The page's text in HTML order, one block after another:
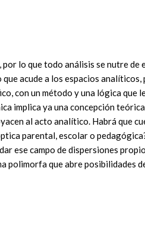
lo que todo análisis se nutre de
acude a los espacios
con un método y una lógica que
implica ya una concepción
al acto analítico. Habrá que
parental, escolar o
ese campo de dispersiones
polimorfa que abre posibilidades